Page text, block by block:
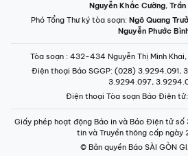
Nguyễn Khắc Cường, Trần
Phó Tổng Thư ký tòa soạn: Ngô Quang
Nguyễn Phước
Tòa soạn : 432-434 Nguyễn Thị Minh Khai,
Điện thoại Báo SGGP: (028) 3.9294.091,
3.9294.097,
Điện thoại Tòa soạn Báo Điện tử
Giấy phép hoạt động Báo in và Báo Điện tử số
tin và Truyền thông cấp
© Bản quyền Báo SÀI GÒN